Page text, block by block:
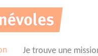
Je trouve une